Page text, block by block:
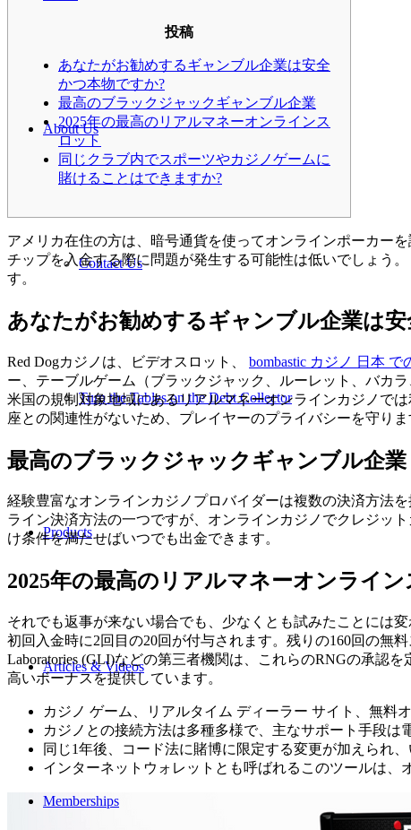
About Us
Contact Us
Turn the Tables on the Debt Collector
Products
Articles & Videos
Memberships
投稿
あなたがお勧めするギャンブル企業は安全
かつ本物ですか?
最高のブラックジャックギャンブル企業
2025年の最高のリアルマネーオンラインス
ロット
同じクラブ内でスポーツやカジノゲームに
賭けることはできますか?
アメリカ在住の方は、暗号通貨を使ってオンラインポーカー
チップを入金する際に問題が発生する可能性は低いでしょう
す。
あなたがお勧めするギャンブル企業は
Red Dogカジノは、ビデオスロット、 bombastic カジノ 日本
ー、テーブルゲーム（ブラックジャック、ルーレット、バカ
米国の規制対象地域にあるリアルマネーオンラインカジノで
座との関連性がないため、プレイヤーのプライバシーを守り
最高のブラックジャックギャンブル企業
経験豊富なオンラインカジノプロバイダーは複数の決済方法
ライン決済方法の一つですが、オンラインカジノでクレジッ
け条件を満たせばいつでも出金できます。
2025年の最高のリアルマネーオンライン
それでも返事が来ない場合でも、少なくとも試みたことには
初回入金時に2回目の20回が付与されます。残りの160回の無
Laboratories (GLI)などの第三者機関は、これらのRNGの承認
高いボーナスを提供しています。
カジノ ゲーム、リアルタイム ディーラー サイト、無料
カジノとの接続方法は多種多様で、主なサポート手段は
同じ1年後、コード法に賭博に限定する変更が加えられ
インターネットウォレットとも呼ばれるこのツールは、